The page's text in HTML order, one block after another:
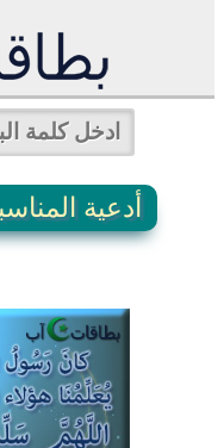
أدعية
7